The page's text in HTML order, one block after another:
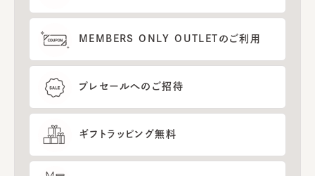
MEMBERS ONLY OUTLETのご利用
プレセールへのご招待
ギフトラッピング無料